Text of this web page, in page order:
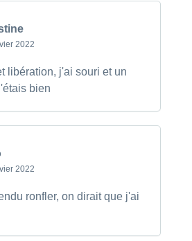
2022
libération, j'ai souri et un
bien
2022
ronfler, on dirait que j'ai